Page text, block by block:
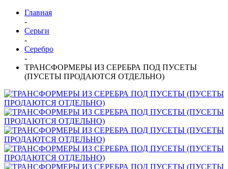
Главная
-
Серьги
-
Серебро
-
ТРАНСФОРМЕРЫ ИЗ СЕРЕБРА ПОД ПУСЕТЫ
(ПУСЕТЫ ПРОДАЮТСЯ ОТДЕЛЬНО)